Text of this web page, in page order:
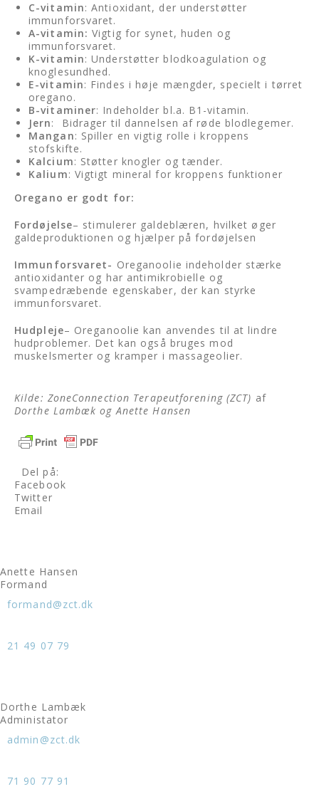
C-vitamin: Antioxidant, der understøtter
immunforsvaret.
A-vitamin: Vigtig for synet, huden og
immunforsvaret.
K-vitamin: Understøtter blodkoagulation og
knoglesundhed.
E-vitamin: Findes i høje mængder, specielt i tørret
oregano.
B-vitaminer: Indeholder bl.a. B1-vitamin.
Jern: Bidrager til dannelsen af røde blodlegemer.
Mangan: Spiller en vigtig rolle i kroppens
stofskifte.
Kalcium: Støtter knogler og tænder.
Kalium: Vigtigt mineral for kroppens funktioner
Oregano er godt for:
Fordøjelse– stimulerer galdeblæren, hvilket øger
galdeproduktionen og hjælper på fordøjelsen
Immunforsvaret- Oreganoolie indeholder stærke
antioxidanter og har antimikrobielle og
svampedræbende egenskaber, der kan styrke
immunforsvaret.
Hudpleje– Oreganoolie kan anvendes til at lindre
hudproblemer. Det kan også bruges mod
muskelsmerter og kramper i massageolier.
Kilde: ZoneConnection Terapeutforening (ZCT) af
Dorthe Lambæk og Anette Hansen
Del på:
Facebook
Twitter
Email
Anette Hansen
Formand
formand@zct.dk
21 49 07 79
Dorthe Lambæk
Administator
admin@zct.dk
71 90 77 91